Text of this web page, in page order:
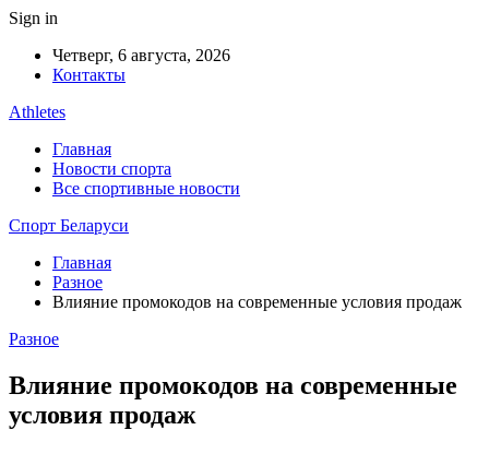
Sign in
Четверг, 6 августа, 2026
Контакты
Athletes
Главная
Новости спорта
Все спортивные новости
Спорт Беларуси
Главная
Разное
Влияние промокодов на современные условия продаж
Разное
Влияние промокодов на современные
условия продаж